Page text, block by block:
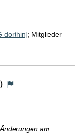
dorthin]; Mitglieder
)
am